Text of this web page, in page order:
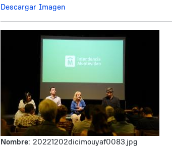
Descargar Imagen
Nombre: 20221202dicimouyaf0083.jpg